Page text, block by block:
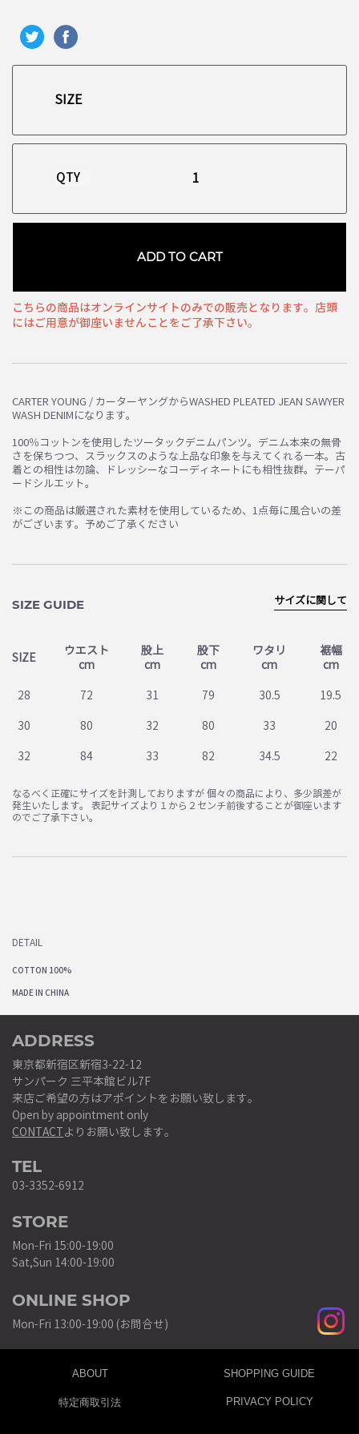
QTY
ADD TO CART
こちらの商品はオンラインサイトのみでの販売となります。店頭
にはご用意が御座いませんことをご了承下さい。
CARTER YOUNG / カーターヤングからWASHED PLEATED JEAN SAWYER
WASH DENIMになります。
100％コットンを使用したツータックデニムパンツ。デニム本来の無骨
さを保ちつつ、スラックスのような上品な印象を与えてくれる一本。古
着との相性は勿論、ドレッシーなコーディネートにも相性抜群。テーパ
ードシルエット。
※この商品は厳選された素材を使用しているため、1点毎に風合いの差
がございます。予めご了承ください
SIZE GUIDE
SIZE
ウエスト
cm
股上
cm
股下
cm
ワタリ
cm
裾幅
cm
28 72 31 79 30.5 19.5
30 80 32 80 33 20
32 84 33 82 34.5 22
サイズに関して
なるべく正確にサイズを計測しておりますが 個々の商品により、多少誤差が
発生いたします。 表記サイズより１から２センチ前後することが御座います
のでご了承下さい。
DETAIL
COTTON 100%
MADE IN CHINA
ADDRESS
東京都新宿区新宿3-22-12
サンパーク 三平本館ビル7F
来店ご希望の方はアポイントをお願い致します。
Open by appointment only
CONTACTよりお願い致します。
TEL
03-3352-6912
STORE
Mon-Fri 15:00-19:00
Sat,Sun 14:00-19:00
ONLINE SHOP
Mon-Fri 13:00-19:00 (お問合せ)
ABOUT SHOPPING GUIDE
特定商取引法 PRIVACY POLICY